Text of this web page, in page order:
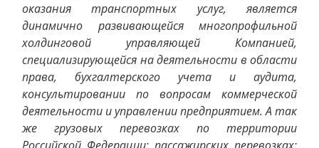
оказания транспортных услуг, является
динамично развивающейся многопрофильной
холдинговой управляющей Компанией,
специализирующейся на деятельности в области
права, бухгалтерского учета и аудита,
консультировании по вопросам коммерческой
деятельности и управлении предприятием. А так
же грузовых перевозках по территории